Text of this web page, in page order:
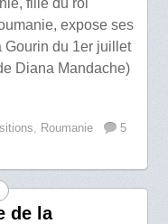
expose ses
Gourin du 1er juillet
Diana Mandache)
Roumanie
5
de la